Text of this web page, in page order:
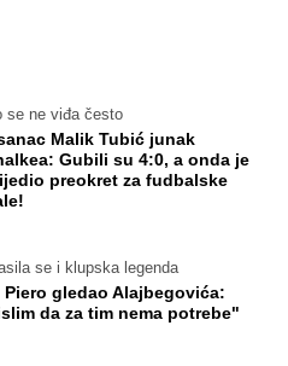
se ne viđa često
Malik Tubić junak
Gubili su 4:0, a onda je
preokret za fudbalske
se i klupska legenda
Piero gledao Alajbegovića:
da za tim nema potrebe"